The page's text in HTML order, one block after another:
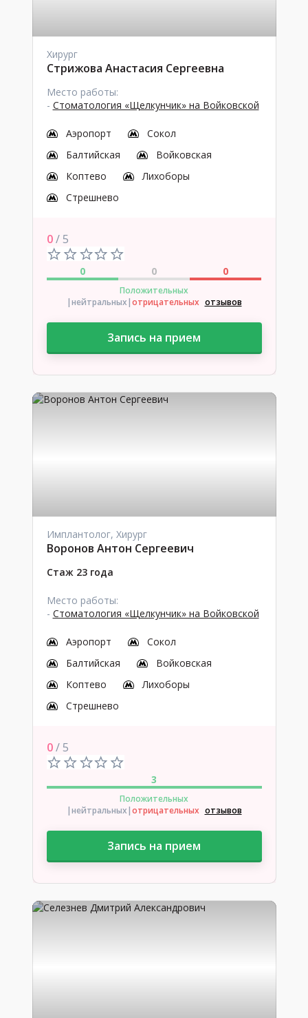
Хирург
Стрижова Анастасия Сергеевна
Место работы:
- Стоматология «Щелкунчик» на Войковской
Аэропорт
Сокол
Балтийская
Войковская
Коптево
Лихоборы
Стрешнево
0/ 5
0 0 0
Положительных
|нейтральных|отрицательных отзывов
Запись на прием
Имплантолог, Хирург
Воронов Антон Сергеевич
Стаж 23 года
Место работы:
- Стоматология «Щелкунчик» на Войковской
Аэропорт
Сокол
Балтийская
Войковская
Коптево
Лихоборы
Стрешнево
0/ 5
3
Положительных
|нейтральных|отрицательных отзывов
Запись на прием